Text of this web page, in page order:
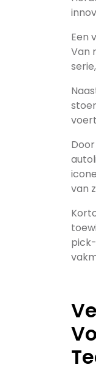
Een
Van
van